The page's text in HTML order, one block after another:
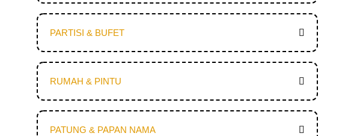
PARTISI & BUFET
RUMAH & PINTU
PATUNG & PAPAN NAMA